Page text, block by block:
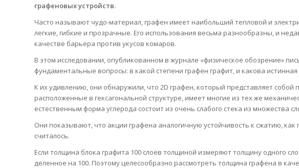
графеновых устройств.
Часто называют чудо-материал, графен имеет наибольший тепловой и
легкие, гибкие и прозрачные. Его использования весьма разнообразны, и
качестве барьера против укусов комаров.
В этом исследовании, опубликованном в журнале «физическое обозрение»
фундаментальные вопросы: в какой степени графен графит, и какова
К их удивлению, они обнаружили, что 2D графен, который представляет собой
расположенные в гексагональной структуре, имеет многие из тех же
естественным форма углерода состоит из очень слабого стека из множества
Они показывают, что акции графена аналогичную устойчивость к сжатию,
считалось.
Если толщина блока графита 100 слоев толщиной измеряют толщину одного
деленное на 100. Поэтому целесообразно рассмотреть толщина графена в